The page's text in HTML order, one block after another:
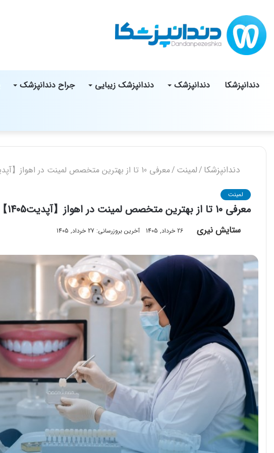
دندانپزشکا دندانپزشک دندانپزشک زیبایی جراح دندانپزشک
دندانپزشکا /لمینت /معرفی 10 تا از بهترین متخصص لمینت در اهواز【آپدیت1405】✅
لمینت
معرفی 10 تا از بهترین متخصص لمینت در اهواز【آپدیت1405】✅
ستایش نیری 26 خرداد, 1405 آخرین بروزرسانی: 27 خرداد, 1405